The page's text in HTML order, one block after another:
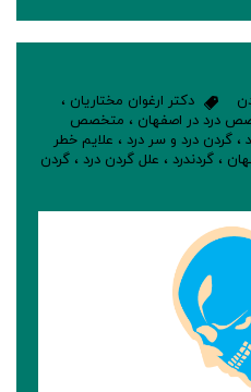
دکتر ارغوان مختاریان ،
درد در اصفهان ، متخصص
، گردن درد و سر درد ، علایم خطر
، گردندرد ، علل گردن درد ، گردن